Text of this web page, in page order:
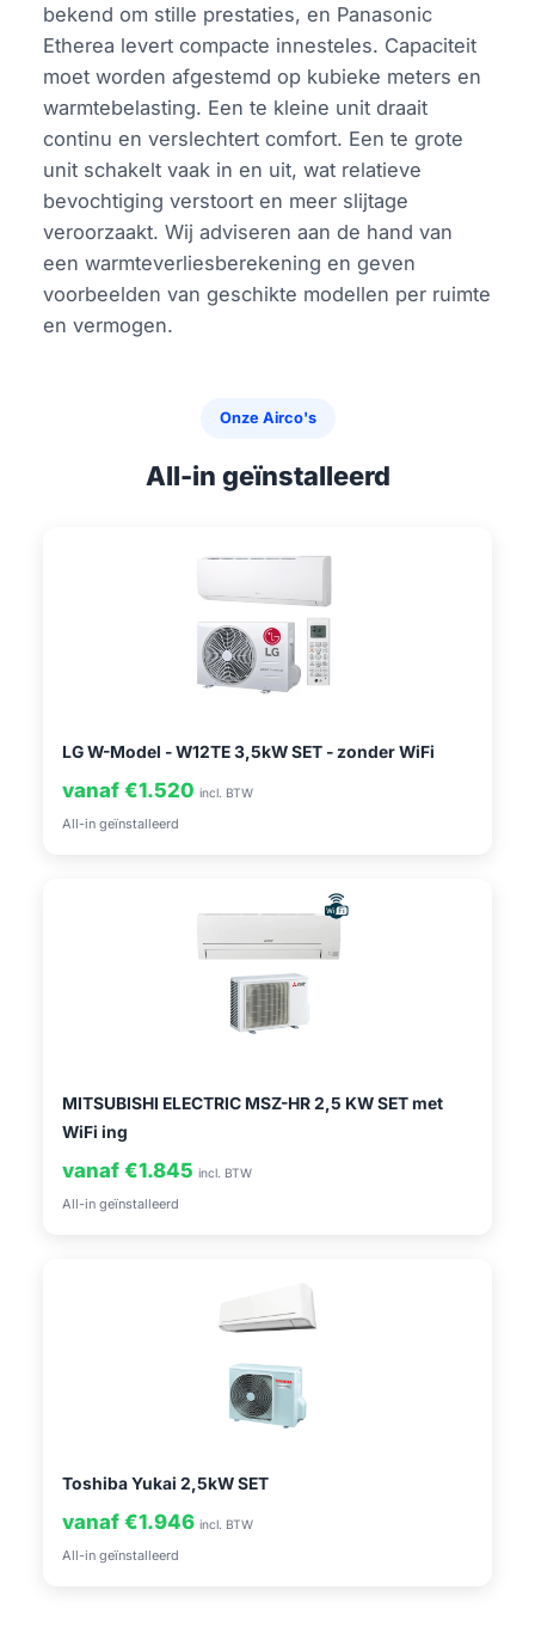
bekend om stille prestaties, en Panasonic
Etherea levert compacte innesteles. Capaciteit
moet worden afgestemd op kubieke meters en
warmtebelasting. Een te kleine unit draait
continu en verslechtert comfort. Een te grote
unit schakelt vaak in en uit, wat relatieve
bevochtiging verstoort en meer slijtage
veroorzaakt. Wij adviseren aan de hand van
een warmteverliesberekening en geven
voorbeelden van geschikte modellen per ruimte
en vermogen.
Onze Airco's
All-in geïnstalleerd
LG W-Model - W12TE 3,5kW SET - zonder WiFi
vanaf €1.520 incl. BTW
All-in geïnstalleerd
MITSUBISHI ELECTRIC MSZ-HR 2,5 KW SET met
WiFi ing
vanaf €1.845 incl. BTW
All-in geïnstalleerd
Toshiba Yukai 2,5kW SET
vanaf €1.946 incl. BTW
All-in geïnstalleerd